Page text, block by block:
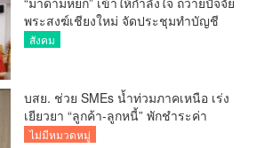
พระสงฆ์เชียงใหม่ จัดประชุมทำบัญชี
รายรับรายจ่ายของวัด กว่า 300 รูป ที่วัด
สังคม
บสย. ช่วย SMEs น้ำท่วมภาคเหนือ เร่ง
เยียวยา “ลูกค้า-ลูกหนี้” พักชำระค่า
ธรรมเนียม-ค่างวด
ไม่มีหมวดหมู่